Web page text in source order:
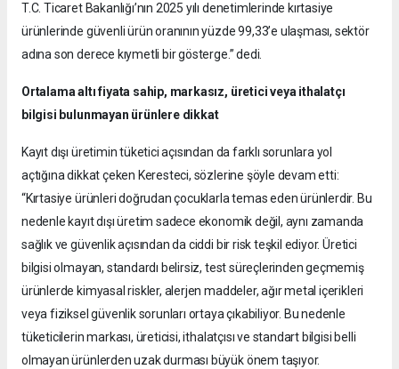
T.C. Ticaret Bakanlığı’nın 2025 yılı denetimlerinde kırtasiye
ürünlerinde güvenli ürün oranının yüzde 99,33’e ulaşması, sektör
adına son derece kıymetli bir gösterge.” dedi.
Ortalama altı fiyata sahip, markasız, üretici veya ithalatçı
bilgisi bulunmayan ürünlere dikkat
Kayıt dışı üretimin tüketici açısından da farklı sorunlara yol
açtığına dikkat çeken Keresteci, sözlerine şöyle devam etti:
“Kırtasiye ürünleri doğrudan çocuklarla temas eden ürünlerdir. Bu
nedenle kayıt dışı üretim sadece ekonomik değil, aynı zamanda
sağlık ve güvenlik açısından da ciddi bir risk teşkil ediyor. Üretici
bilgisi olmayan, standardı belirsiz, test süreçlerinden geçmemiş
ürünlerde kimyasal riskler, alerjen maddeler, ağır metal içerikleri
veya fiziksel güvenlik sorunları ortaya çıkabiliyor. Bu nedenle
tüketicilerin markası, üreticisi, ithalatçısı ve standart bilgisi belli
olmayan ürünlerden uzak durması büyük önem taşıyor.